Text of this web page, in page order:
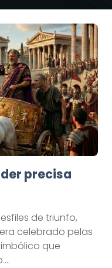
precisa
de triunfo,
celebrado pelas
que